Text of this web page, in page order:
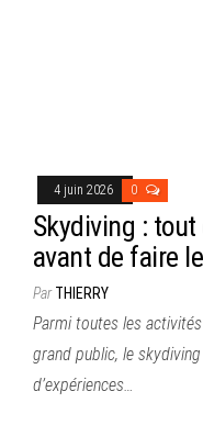
4 juin 2026 0
Skydiving :
avant de faire
ParTHIERRY
Parmi toutes les
grand public, le
d’expériences…